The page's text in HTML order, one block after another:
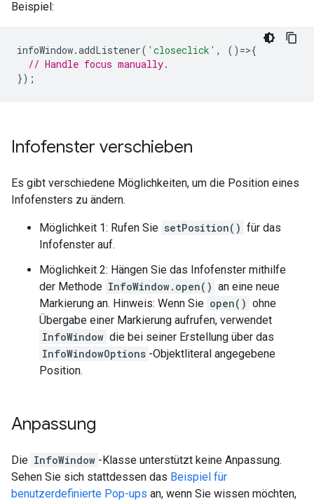
Beispiel:
infoWindow.addListener( 'closeclick' ,
()=>{
// Handle focus manually.
});
Infofenster verschieben
Es gibt verschiedene Möglichkeiten, um die Position eines
Infofensters zu ändern.
Möglichkeit 1: Rufen Sie setPosition() für das
Infofenster auf.
Möglichkeit 2: Hängen Sie das Infofenster mithilfe
der Methode InfoWindow.open() an eine neue
Markierung an. Hinweis: Wenn Sie open() ohne
Übergabe einer Markierung aufrufen, verwendet
InfoWindow die bei seiner Erstellung über das
InfoWindowOptions -Objektliteral angegebene
Position.
Anpassung
Die InfoWindow -Klasse unterstützt keine Anpassung.
Sehen Sie sich stattdessen das Beispiel für
benutzerdefinierte Pop-ups an, wenn Sie wissen möchten,